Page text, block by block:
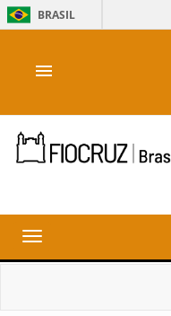
BRASIL
menu
Toggle
navigation